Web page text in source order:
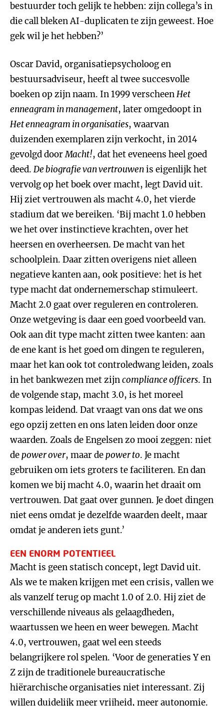
bestuurder toch gelijk te hebben: zijn collega’s in
die call bleken AI-duplicaten te zijn geweest. Hoe
gek wil je het hebben?’
Oscar David, organisatiepsycholoog en
bestuursadviseur, heeft al twee succesvolle
boeken op zijn naam. In 1999 verscheenHet
enneagram in management, later omgedoopt in
Het enneagram in organisaties, waarvan
duizenden exemplaren zijn verkocht, in 2014
gevolgd doorMacht!, dat het eveneens heel goed
deed. De biografie van vertrouwenis eigenlijk het
vervolg op het boek over macht, legt David uit.
Hij ziet vertrouwen als macht 4.0, het vierde
stadium dat we bereiken. ‘Bij macht 1.0 hebben
we het over instinctieve krachten, over het
heersen en overheersen. De macht van het
schoolplein. Daar zitten overigens niet alleen
negatieve kanten aan, ook positieve: het is het
type macht dat ondernemerschap stimuleert.
Macht 2.0 gaat over reguleren en controleren.
Onze wetgeving is daar een goed voorbeeld van.
Ook aan dit type macht zitten twee kanten: aan
de ene kant is het goed om dingen te reguleren,
maar het kan ook tot controledwang leiden, zoals
in het bankwezen met zijncompliance officers. In
de volgende stap, macht 3.0, is het moreel
kompas leidend. Dat vraagt van ons dat we ons
ego opzij zetten en ons laten leiden door onze
waarden. Zoals de Engelsen zo mooi zeggen: niet
depower over, maar depower to. Je macht
gebruiken om iets groters te faciliteren. En dan
komen we bij macht 4.0, waarin het draait om
vertrouwen. Dat gaat over gunnen. Je doet dingen
niet eens omdat je dezelfde waarden deelt, maar
omdat je anderen iets gunt.’
EEN ENORM POTENTIEEL
Macht is geen statisch concept, legt David uit.
Als we te maken krijgen met een crisis, vallen we
als vanzelf terug op macht 1.0 of 2.0. Hij ziet de
verschillende niveaus als gelaagdheden,
waartussen we heen en weer bewegen. Macht
4.0, vertrouwen, gaat wel een steeds
belangrijkere rol spelen. ‘Voor de generaties Y en
Z zijn de traditionele bureaucratische
hiërarchische organisaties niet interessant. Zij
willen duidelijk meer vrijheid, meer autonomie.